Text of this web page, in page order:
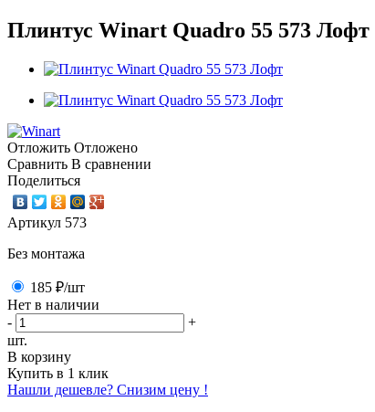
Плинтус Winart Quadro 55 573 Лофт
Отложить Отложено
Сравнить В сравнении
Поделиться
Артикул 573
Без монтажа
185 ₽/шт
Нет в наличии
-
+
шт.
В корзину
Купить в 1 клик
Нашли дешевле? Снизим цену !